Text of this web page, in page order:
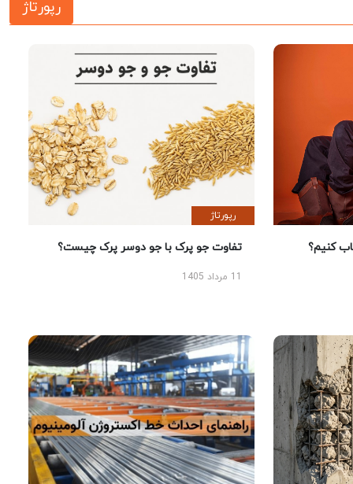
رپورتاژ
کنیم؟
رپورتاژ
تفاوت جو پرک با جو دوسر پرک چیست؟